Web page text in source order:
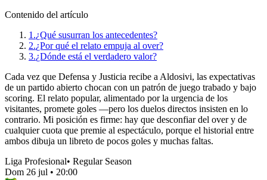
Contenido del artículo
1.¿Qué susurran los antecedentes?
2.¿Por qué el relato empuja al over?
3.¿Dónde está el verdadero valor?
Cada vez que Defensa y Justicia recibe a Aldosivi, las expectativas
de un partido abierto chocan con un patrón de juego trabado y bajo
scoring. El relato popular, alimentado por la urgencia de los
visitantes, promete goles —pero los duelos directos insisten en lo
contrario. Mi posición es firme: hay que desconfiar del over y de
cualquier cuota que premie al espectáculo, porque el historial entre
ambos dibuja un libreto de pocos goles y muchas faltas.
Liga Profesional• Regular Season
Dom 26 jul • 20:00